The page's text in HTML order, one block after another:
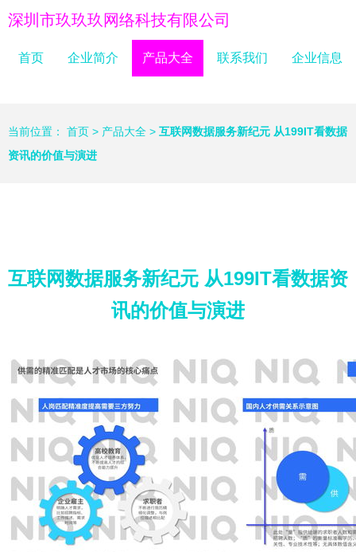
深圳市玖玖玖网络科技有限公司
首页 企业简介 产品大全 联系我们 企业信息
当前位置： 首页 > 产品大全 > 互联网数据服务新纪元 从199IT看数据
资讯的价值与演进
互联网数据服务新纪元 从199IT看数据资
讯的价值与演进